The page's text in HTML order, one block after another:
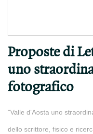
Proposte di
uno
fotografico
"Valle d'Aosta uno
dello scrittore, fisico e